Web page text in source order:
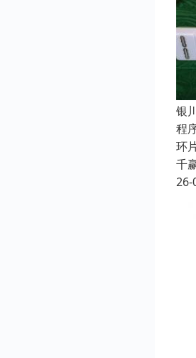
银
程
环
千
26-